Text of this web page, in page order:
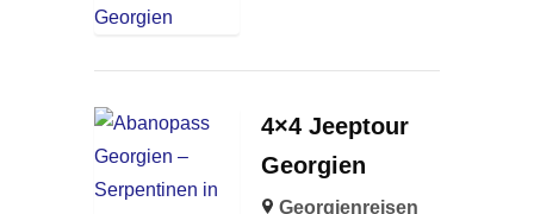
4×4 Jeeptour
Georgien
Georgienreisen